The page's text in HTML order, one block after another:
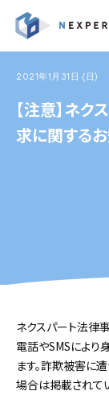
2021年1月31日 (日)
【注意】ネ
求に関する
ネクスパート法律
電話やSMSにより
ます。詐欺被害に
場合は掲載されて